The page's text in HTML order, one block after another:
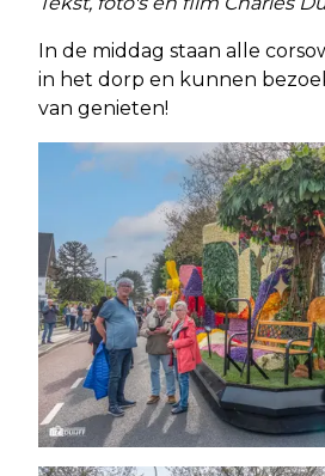
In de middag staan alle
in het dorp en kunnen
van genieten!